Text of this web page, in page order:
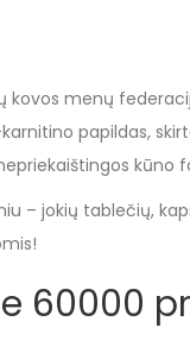
kovos menų
papildas,
kūno
– jokių tablečių,
60000